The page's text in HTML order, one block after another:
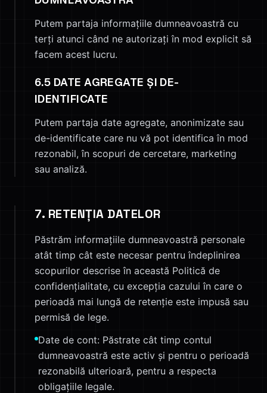
Putem partaja informațiile dumneavoastră cu
terți atunci când ne autorizați în mod explicit să
facem acest lucru.
6.5 DATE AGREGATE ȘI DE-
IDENTIFICATE
Putem partaja date agregate, anonimizate sau
de-identificate care nu vă pot identifica în mod
rezonabil, în scopuri de cercetare, marketing
sau analiză.
7. RETENȚIA DATELOR
Păstrăm informațiile dumneavoastră personale
atât timp cât este necesar pentru îndeplinirea
scopurilor descrise în această Politică de
confidențialitate, cu excepția cazului în care o
perioadă mai lungă de retenție este impusă sau
permisă de lege.
Date de cont: Păstrate cât timp contul
dumneavoastră este activ și pentru o perioadă
rezonabilă ulterioară, pentru a respecta
obligațiile legale.